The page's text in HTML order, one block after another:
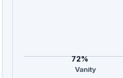
72%
Vanity